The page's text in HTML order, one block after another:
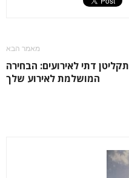
מאמר הבא
תקליטן דתי לאירועים: הבחירה
המושלמת לאירוע שלך